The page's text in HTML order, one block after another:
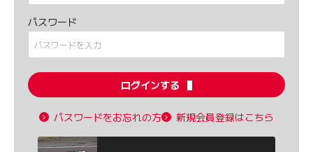
パスワード
ログインする
パスワードをお忘れの方 新規会員登録はこちら